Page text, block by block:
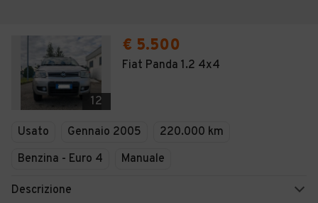
12
€ 5.500
Fiat Panda 1.2 4x4
Usato Gennaio 2005
220.000 km
Benzina - Euro 4
Manuale
Descrizione